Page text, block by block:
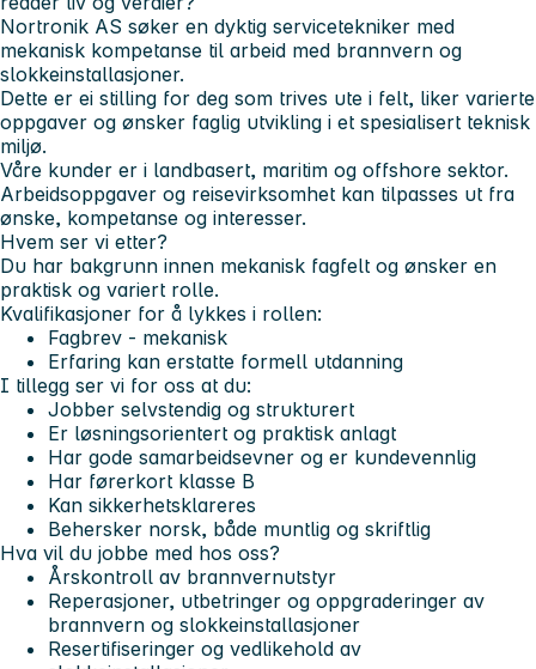
Nortronik AS søker en dyktig servicetekniker med
mekanisk kompetanse til arbeid med brannvern og
slokkeinstallasjoner.
Dette er ei stilling for deg som trives ute i felt, liker varierte
oppgaver og ønsker faglig utvikling i et spesialisert teknisk
miljø.
Våre kunder er i landbasert, maritim og offshore sektor.
Arbeidsoppgaver og reisevirksomhet kan tilpasses ut fra
ønske, kompetanse og interesser.
Hvem ser vi etter?
Du har bakgrunn innen mekanisk fagfelt og ønsker en
praktisk og variert rolle.
Kvalifikasjoner for å lykkes i rollen:
Fagbrev - mekanisk
Erfaring kan erstatte formell utdanning
I tillegg ser vi for oss at du:
Jobber selvstendig og strukturert
Er løsningsorientert og praktisk anlagt
Har gode samarbeidsevner og er kundevennlig
Har førerkort klasse B
Kan sikkerhetsklareres
Behersker norsk, både muntlig og skriftlig
Hva vil du jobbe med hos oss?
Årskontroll av brannvernutstyr
Reperasjoner, utbetringer og oppgraderinger av
brannvern og slokkeinstallasjoner
Resertifiseringer og vedlikehold av